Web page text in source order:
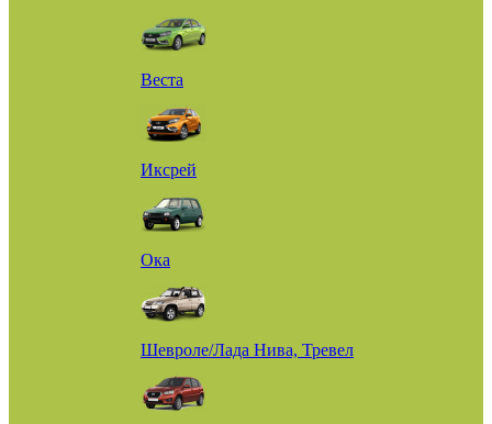
Веста
Иксрей
Ока
Шевроле/Лада Нива, Тревел